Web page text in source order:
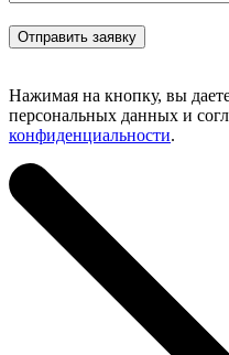
Нажимая на кнопку, вы
персональных данных и
конфиденциальности.